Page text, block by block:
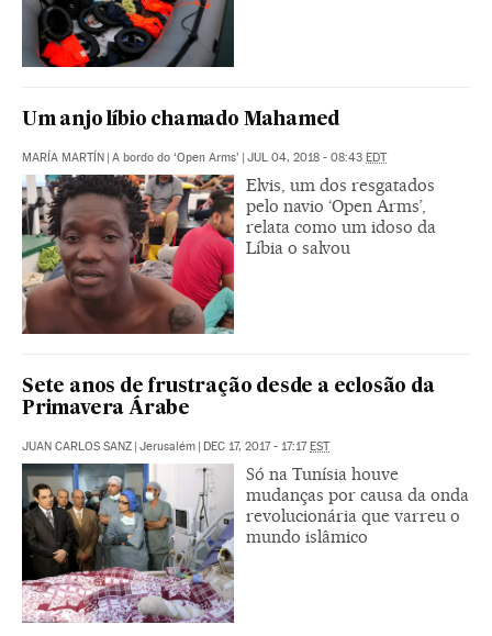
Um anjo líbio chamado Mahamed
MARÍA MARTÍN | A bordo do ‘Open Arms’ | JUL 04, 2018 - 08:43 EDT
Elvis, um dos resgatados
pelo navio ‘Open Arms’,
relata como um idoso da
Líbia o salvou
Sete anos de frustração desde a eclosão da
Primavera Árabe
JUAN CARLOS SANZ | Jerusalém | DEC 17, 2017 - 17:17EST
Só na Tunísia houve
mudanças por causa da onda
revolucionária que varreu o
mundo islâmico